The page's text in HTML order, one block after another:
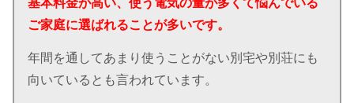
ご家庭に選ばれることが多いです。
年間を通してあまり使うことがない別宅や別荘にも
向いているとも言われています。